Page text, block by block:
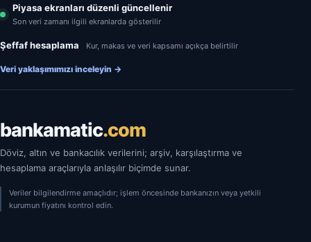
Piyasa ekranları düzenli güncellenir
Son veri zamanı ilgili ekranlarda gösterilir
Şeffaf hesaplama Kur, makas ve veri kapsamı açıkça belirtilir
Veri yaklaşımımızı inceleyin →
bankamatic.com
Döviz, altın ve bankacılık verilerini; arşiv, karşılaştırma ve
hesaplama araçlarıyla anlaşılır biçimde sunar.
Veriler bilgilendirme amaçlıdır; işlem öncesinde bankanızın veya yetkili
kurumun fiyatını kontrol edin.